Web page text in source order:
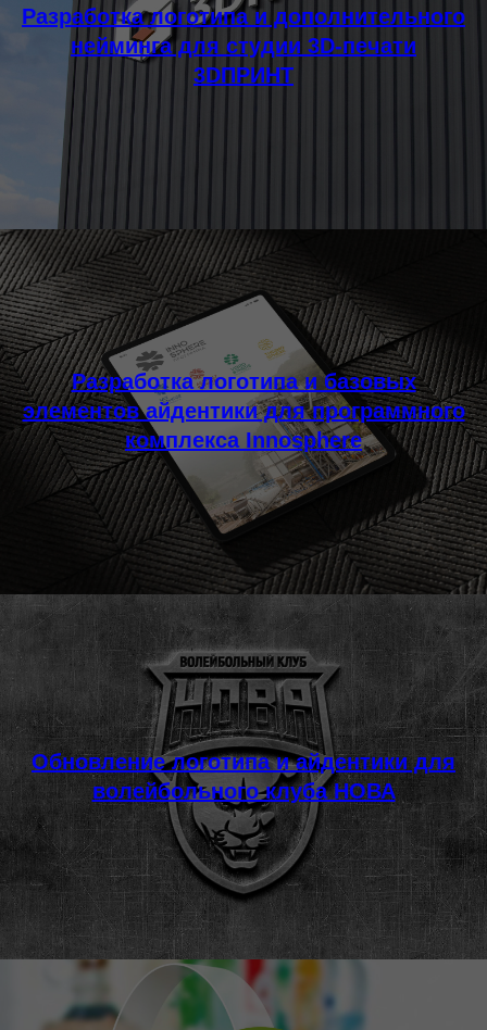
Разработка логотипа и дополнительного
нейминга для студии 3D-печати
3DПРИНТ
Разработка логотипа и базовых
элементов айдентики для программного
комплекса Innosphere
Обновление логотипа и айдентики для
волейбольного клуба НОВА